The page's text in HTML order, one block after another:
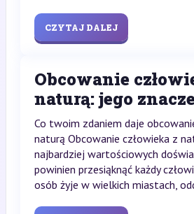
CZYTAJ DALEJ
Obcowanie
naturą: jego
Co twoim zdaniem daje
naturą Obcowanie człowieka z
najbardziej wartościowych
powinien przesiąknąć każdy
osób żyje w wielkich miastach,